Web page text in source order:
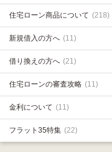
住宅ローン商品について (218)
新規借入の方へ (11)
借り換えの方へ (21)
住宅ローンの審査攻略 (11)
金利について (11)
フラット35特集 (22)